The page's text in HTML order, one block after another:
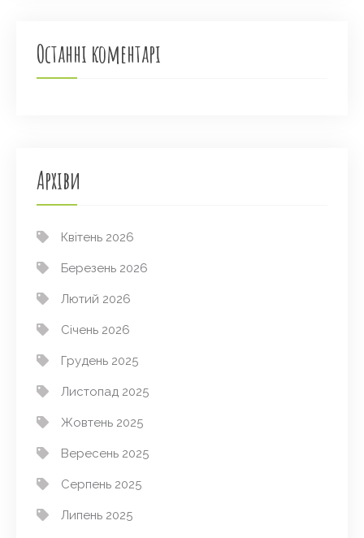
Останні коментарі
Архіви
Квітень 2026
Березень 2026
Лютий 2026
Січень 2026
Грудень 2025
Листопад 2025
Жовтень 2025
Вересень 2025
Серпень 2025
Липень 2025